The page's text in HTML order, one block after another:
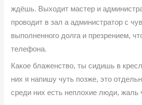
ждёшь. Выходит мастер и
проводит в зал а администратор с
выполненного долга и презрением,
телефона.
Какое блаженство, ты сидишь в
них я напишу чуть позже, это
среди них есть неплохие люди, жаль